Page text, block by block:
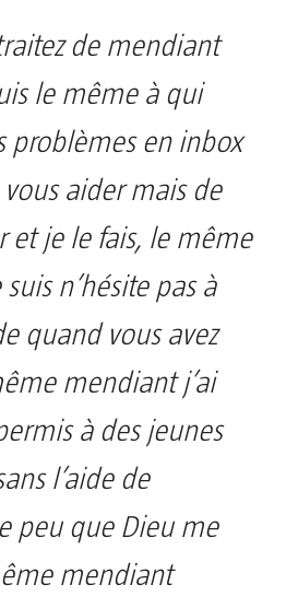
de mendiant
le même à qui
problèmes en inbox
aider mais de
et je le fais, le même
n’hésite pas à
quand vous avez
mendiant j’ai
à des jeunes
l’aide de
peu que Dieu me
mendiant